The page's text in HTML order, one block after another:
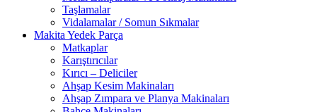
Taşlamalar
Vidalamalar / Somun Sıkmalar
Makita Yedek Parça
Matkaplar
Karıştırıcılar
Kırıcı – Deliciler
Ahşap Kesim Makinaları
Ahşap Zımpara ve Planya Makinaları